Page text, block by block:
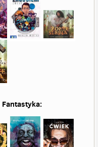
Fantastyka: